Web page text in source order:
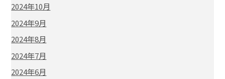
2024年10月
2024年9月
2024年8月
2024年7月
2024年6月